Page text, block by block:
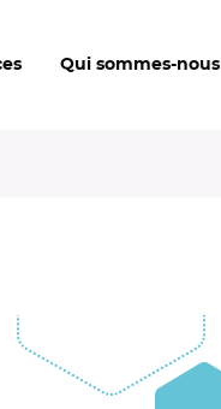
Qui sommes-nous